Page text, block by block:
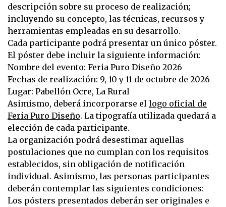
descripción sobre su proceso de realización;
incluyendo su concepto, las técnicas, recursos y
herramientas empleadas en su desarrollo.
Cada participante podrá presentar un único póster.
El póster debe incluir la siguiente información:
Nombre del evento: Feria Puro Diseño 2026
Fechas de realización: 9, 10 y 11 de octubre de 2026
Lugar: Pabellón Ocre, La Rural
Asimismo, deberá incorporarse el logo oficial de
Feria Puro Diseño. La tipografía utilizada quedará a
elección de cada participante.
La organización podrá desestimar aquellas
postulaciones que no cumplan con los requisitos
establecidos, sin obligación de notificación
individual. Asimismo, las personas participantes
deberán contemplar las siguientes condiciones:
Los pósters presentados deberán ser originales e